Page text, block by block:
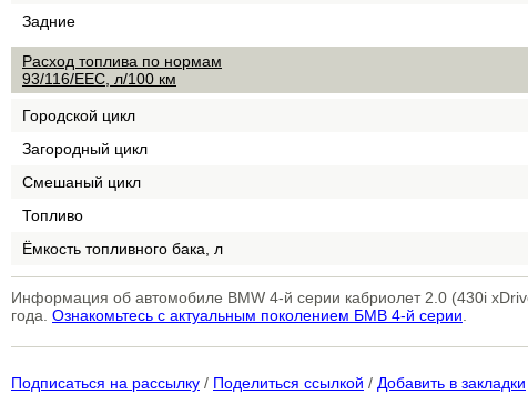
Задние
Расход топлива по нормам
93/116/EEC, л/100 км
Городской цикл
Загородный цикл
Смешаный цикл
Топливо
Ёмкость топливного бака, л
Информация об автомобиле BMW 4-й серии кабриолет 2.0 (430i
года. Ознакомьтесь с актуальным поколением БМВ 4-й серии
Подписаться на рассылку / Поделиться ссылкой / Добавить в закладки